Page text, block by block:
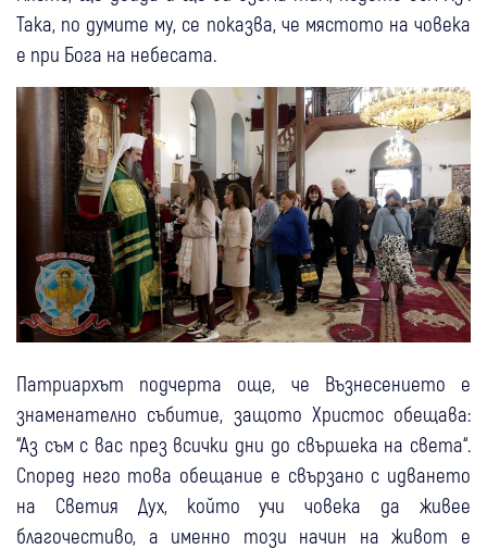
Така, по думите му, се показва, че мястото на човека
е при Бога на небесата.
Патриархът подчерта още, че Възнесението е
знаменателно събитие, защото Христос обещава:
“Аз съм с вас през всички дни до свършека на света“.
Според него това обещание е свързано с идването
на Светия Дух, който учи човека да живее
благочестиво, а именно този начин на живот е